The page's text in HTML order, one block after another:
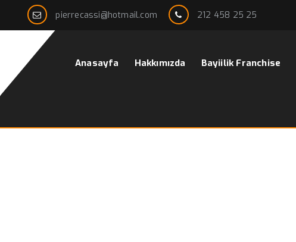
pierrecassi@hotmail.com 212 458 25 25
Anasayfa Hakkımızda Bayiilik Franchise